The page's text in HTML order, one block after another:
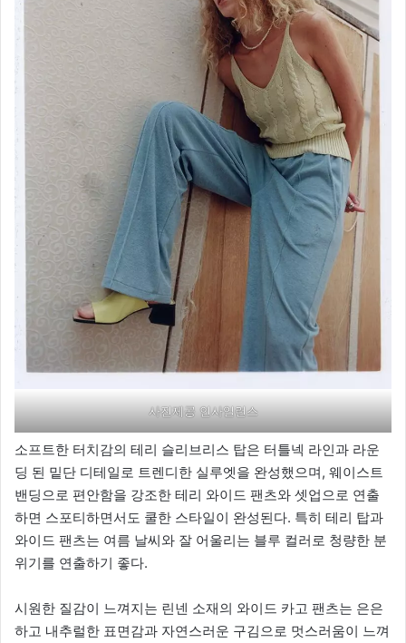
사진제공 인사일런스
소프트한 터치감의 테리 슬리브리스 탑은 터틀넥 라인과 라운
딩 된 밑단 디테일로 트렌디한 실루엣을 완성했으며, 웨이스트
밴딩으로 편안함을 강조한 테리 와이드 팬츠와 셋업으로 연출
하면 스포티하면서도 쿨한 스타일이 완성된다. 특히 테리 탑과
와이드 팬츠는 여름 날씨와 잘 어울리는 블루 컬러로 청량한 분
위기를 연출하기 좋다.
시원한 질감이 느껴지는 린넨 소재의 와이드 카고 팬츠는 은은
하고 내추럴한 표면감과 자연스러운 구김으로 멋스러움이 느껴